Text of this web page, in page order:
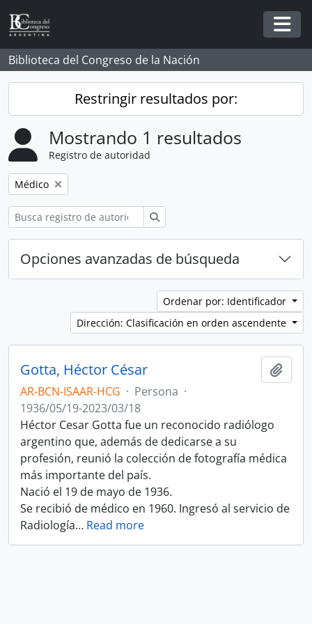
Skip to main content
Biblioteca del Congreso de la Nación
Restringir resultados por:
Mostrando 1 resultados
Registro de autoridad
Remove filter:
Médico
Opciones avanzadas de búsqueda
Ordenar por: Identificador
Dirección: Clasificación en orden ascendente
Gotta, Héctor César
AR-BCN-ISAAR-HCG · Persona ·
1936/05/19-2023/03/18
Héctor Cesar Gotta fue un reconocido radiólogo
argentino que, además de dedicarse a su
profesión, reunió la colección de fotografía médica
más importante del país.
Nació el 19 de mayo de 1936.
Se recibió de médico en 1960. Ingresó al servicio de
Radiología… Read more